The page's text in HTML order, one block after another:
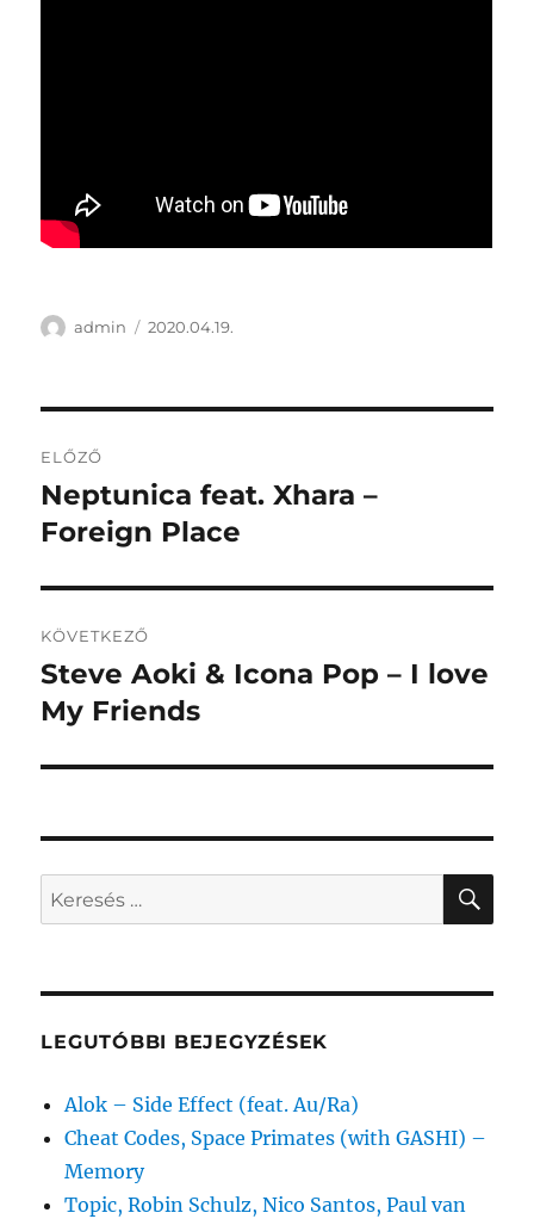
Szerző
admin Közzétéve
2020.04.19.
navigáció
ELŐZŐ
Korábbi
bejegyzés:
Neptunica feat. Xhara –
Foreign Place
KÖVETKEZŐ
Következő
bejegyzés:
Steve Aoki & Icona Pop – I love
My Friends
Keresés
a
kifejezésre:
LEGUTÓBBI BEJEGYZÉSEK
Alok – Side Effect (feat. Au/Ra)
Cheat Codes, Space Primates (with GASHI) –
Memory
Topic, Robin Schulz, Nico Santos, Paul van